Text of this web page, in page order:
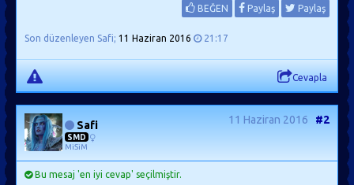
BEĞEN Paylaş Paylaş
Son düzenleyen Safi; 11 Haziran 2016 21:17
Cevapla
Safi
SMD
MiSiM
11 Haziran 2016 #2
Bu mesaj 'en iyi cevap' seçilmiştir.